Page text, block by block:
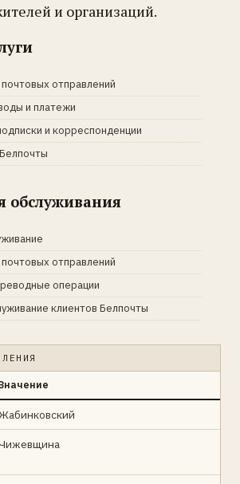
и организаций.
отправлений
и платежи
и корреспонденции
обслуживания
отправлений
операции
клиентов Белпочты